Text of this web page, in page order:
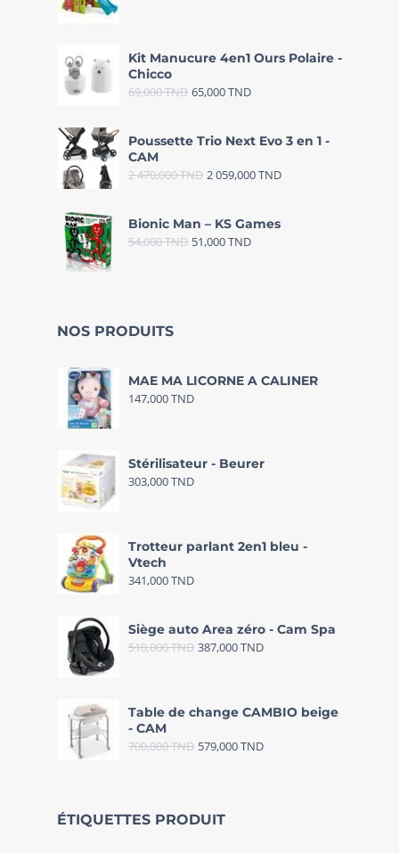
Kit Manucure 4en1 Ours Polaire -
Chicco
69,000TND 65,000TND
Poussette Trio Next Evo 3 en 1 -
CAM
2 470,000TND 2 059,000TND
Bionic Man – KS Games
54,000TND 51,000TND
NOS PRODUITS
MAE MA LICORNE A CALINER
147,000TND
Stérilisateur - Beurer
303,000TND
Trotteur parlant 2en1 bleu -
Vtech
341,000TND
Siège auto Area zéro - Cam Spa
510,000TND 387,000TND
Table de change CAMBIO beige
- CAM
700,000TND 579,000TND
ÉTIQUETTES PRODUIT